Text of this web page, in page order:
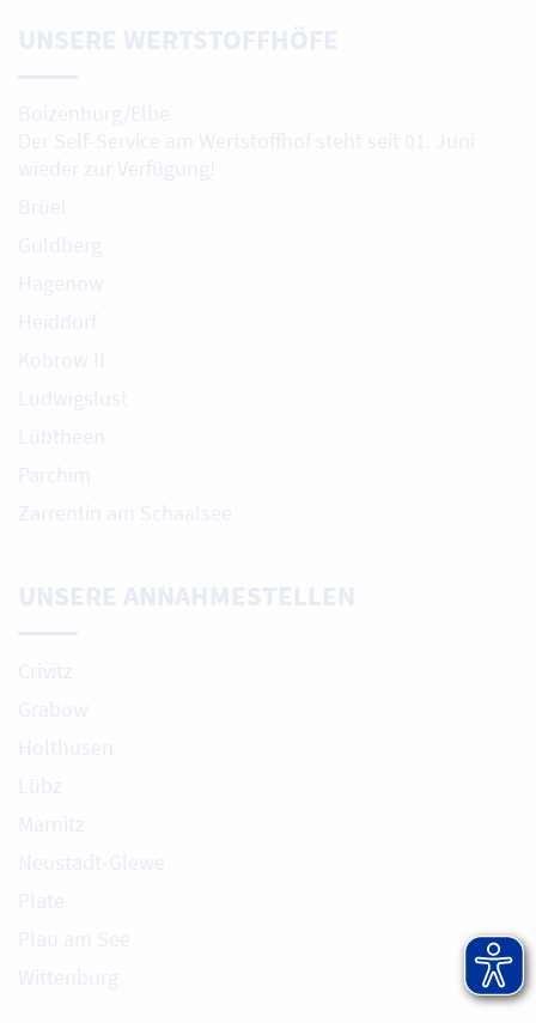
UNSERE WERTSTOFFHÖFE
Boizenburg/Elbe
Der Self-Service am Wertstoffhof steht seit 01. Juni
wieder zur Verfügung!
Brüel
Goldberg
Hagenow
Heiddorf
Kobrow II
Ludwigslust
Lübtheen
Parchim
Zarrentin am Schaalsee
UNSERE ANNAHMESTELLEN
Crivitz
Grabow
Holthusen
Lübz
Marnitz
Neustadt-Glewe
Plate
Plau am See
Wittenburg